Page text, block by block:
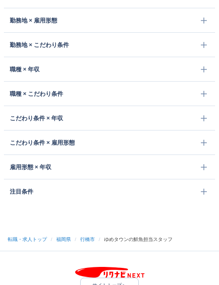
勤務地 × 雇用形態
勤務地 × こだわり条件
職種 × 年収
職種 × こだわり条件
こだわり条件 × 年収
こだわり条件 × 雇用形態
雇用形態 × 年収
注目条件
転職・求人トップ / 福岡県 / 行橋市 / ゆめタウンの鮮魚担当スタッフ